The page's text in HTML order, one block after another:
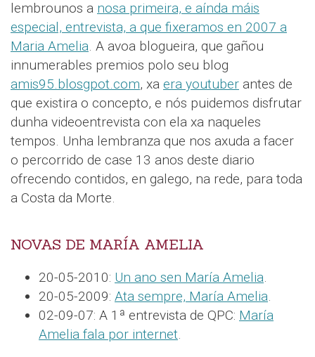
lembrounos a nosa primeira, e aínda máis
especial, entrevista, a que fixeramos en 2007 a
Maria Amelia. A avoa blogueira, que gañou
innumerables premios polo seu blog
amis95.blosgpot.com, xa era youtuber antes de
que existira o concepto, e nós puidemos disfrutar
dunha videoentrevista con ela xa naqueles
tempos. Unha lembranza que nos axuda a facer
o percorrido de case 13 anos deste diario
ofrecendo contidos, en galego, na rede, para toda
a Costa da Morte.
NOVAS DE MARÍA AMELIA
20-05-2010: Un ano sen María Amelia.
20-05-2009: Ata sempre, María Amelia.
02-09-07: A 1ª entrevista de QPC: María
Amelia fala por internet.